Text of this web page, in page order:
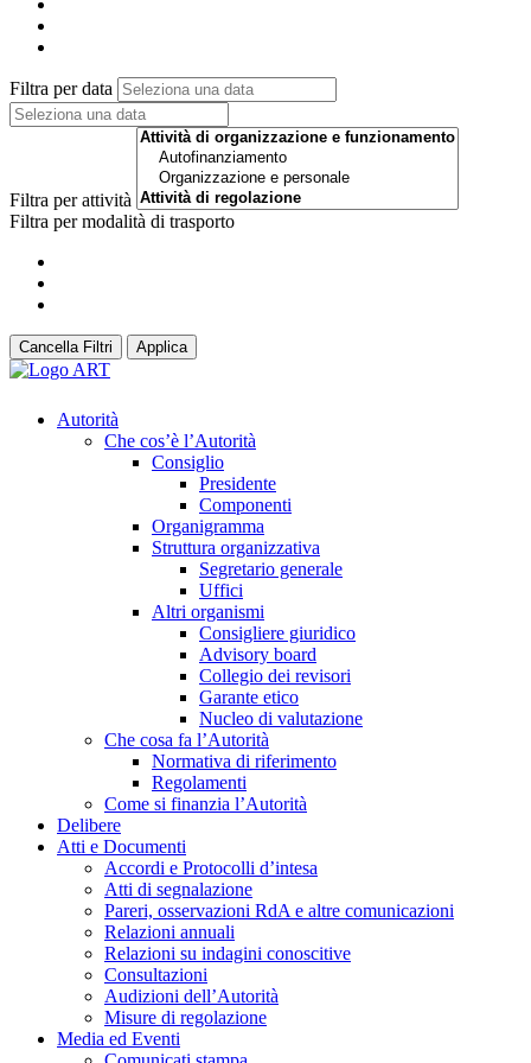
Filtra per data
Filtra per attività
Filtra per modalità di trasporto
Cancella Filtri Applica
Autorità
Che cos’è l’Autorità
Consiglio
Presidente
Componenti
Organigramma
Struttura organizzativa
Segretario generale
Uffici
Altri organismi
Consigliere giuridico
Advisory board
Collegio dei revisori
Garante etico
Nucleo di valutazione
Che cosa fa l’Autorità
Normativa di riferimento
Regolamenti
Come si finanzia l’Autorità
Delibere
Atti e Documenti
Accordi e Protocolli d’intesa
Atti di segnalazione
Pareri, osservazioni RdA e altre comunicazioni
Relazioni annuali
Relazioni su indagini conoscitive
Consultazioni
Audizioni dell’Autorità
Misure di regolazione
Media ed Eventi